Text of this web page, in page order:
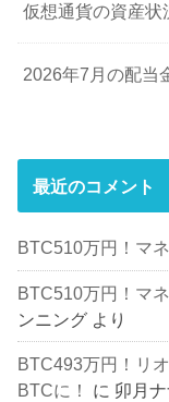
仮想通貨の資産状
2026年7月の配当
最近のコメント
BTC510万円！マ
BTC510万円！マ
ンニング より
BTC493万円！リ
BTCに！
に 卯月